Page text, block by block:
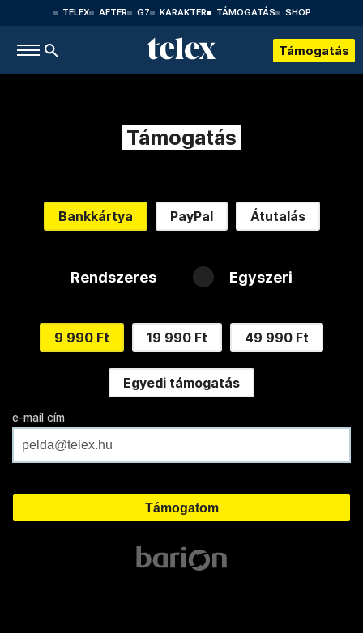
TELEX AFTER G7 KARAKTER TÁMOGATÁS SHOP
Támogatás
Támogatás
Bankkártya PayPal Átutalás
Rendszeres Egyszeri
9 990 Ft 19 990 Ft 49 990 Ft
Egyedi támogatás
e-mail cím